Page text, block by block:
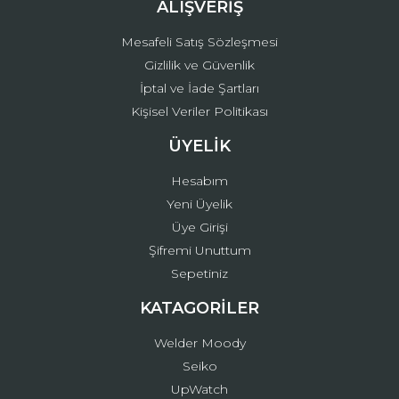
ALIŞVERİŞ
Mesafeli Satış Sözleşmesi
Gizlilik ve Güvenlik
İptal ve İade Şartları
Kişisel Veriler Politikası
ÜYELİK
Hesabım
Yeni Üyelik
Üye Girişi
Şifremi Unuttum
Sepetiniz
KATAGORİLER
Welder Moody
Seiko
UpWatch